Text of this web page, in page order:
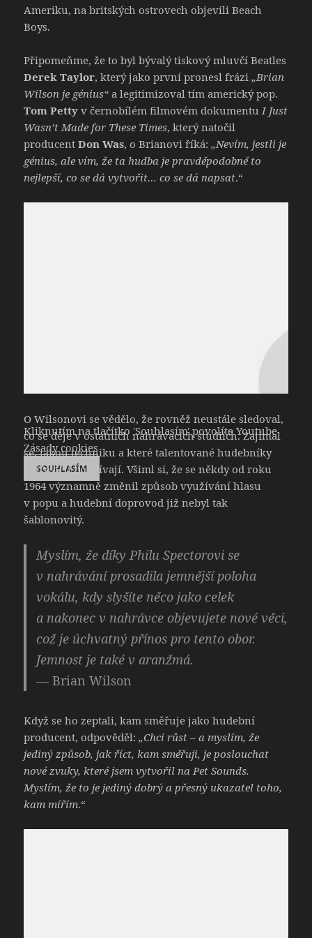
Ameriku, na britských ostrovech objevili Beach
Boys.
Připomeňme, že to byl bývalý tiskový mluvčí Beatles
Derek Taylor, který jako první pronesl frázi„Brian
Wilson je génius“a legitimizoval tím americký pop.
Tom Petty v černobílém filmovém dokumentuI Just
Wasn’t Made for These Times, který natočil
producentDon Was, o Brianovi říká:„Nevím, jestli je
génius, ale vím, že ta hudba je pravděpodobně to
nejlepší, co se dá vytvořit… co se dá napsat.“
Kliknutím na tlačítko 'Souhlasím' povolíte Youtube
Zásady cookies
SOUHLASÍM
O Wilsonovi se vědělo, že rovněž neustále sledoval,
co se děje v ostatních nahrávacích studiích. Zajímal
se, jakou techniku a které talentované hudebníky
nejčastěji používají. Všiml si, že se někdy od roku
1964 významně změnil způsob využívání hlasu
v popu a hudební doprovod již nebyl tak
šablonovitý.
Myslím, že díky Philu Spectorovi se
v nahrávání prosadila jemnější poloha
vokálu, kdy slyšíte něco jako celek
a nakonec v nahrávce objevujete nové věci,
což je úchvatný přínos pro tento obor.
Jemnost je také v aranžmá.
— Brian Wilson
Když se ho zeptali, kam směřuje jako hudební
producent, odpověděl:„Chci růst – a myslím, že
jediný způsob, jak říct, kam směřuji, je poslouchat
nové zvuky, které jsem vytvořil na Pet Sounds.
Myslím, že to je jediný dobrý a přesný ukazatel toho,
kam mířím.“